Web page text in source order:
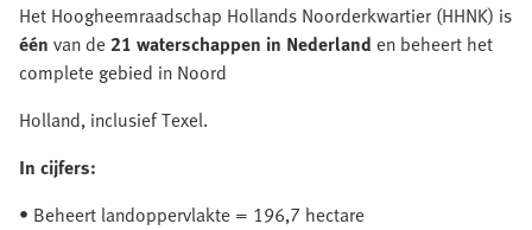
Het Hoogheemraadschap Hollands Noorderkwartier (HHNK) is
één van de21 waterschappen in Nederland en beheert het
complete gebied in Noord
Holland, inclusief Texel.
In cijfers:
• Beheert landoppervlakte = 196,7 hectare